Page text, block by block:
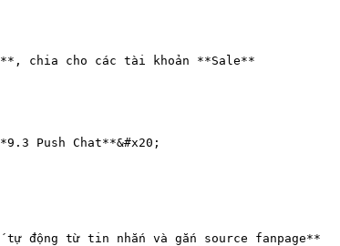
chia cho các tài khoản **Sale**
Push Chat**&#x20;
động từ tin nhắn và gắn source fanpage**